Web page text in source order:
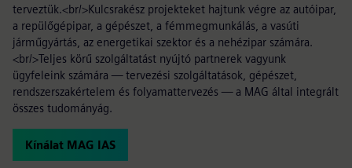
terveztük.<br/>Kulcsrakész projekteket hajtunk végre az autóipar,
a repülőgépipar, a gépészet, a fémmegmunkálás, a vasúti
járműgyártás, az energetikai szektor és a nehézipar számára.
<br/>Teljes körű szolgáltatást nyújtó partnerek vagyunk
ügyfeleink számára — tervezési szolgáltatások, gépészet,
rendszerszakértelem és folyamattervezés — a MAG által integrált
összes tudományág.
Kínálat MAG IAS